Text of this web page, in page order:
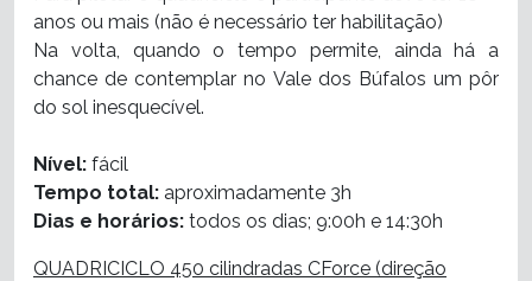
anos ou mais (não é necessário ter habilitação)
Na volta, quando o tempo permite, ainda há a
chance de contemplar no Vale dos Búfalos um pôr
do sol inesquecível.
Nível: fácil
Tempo total: aproximadamente 3h
Dias e horários: todos os dias; 9:00h e 14:30h
QUADRICICLO 450 cilindradas CForce (direção